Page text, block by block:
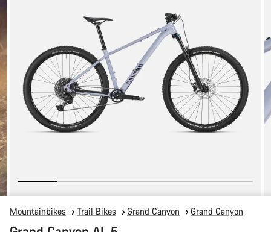
Mountainbikes Trail Bikes Grand Canyon Grand Canyon